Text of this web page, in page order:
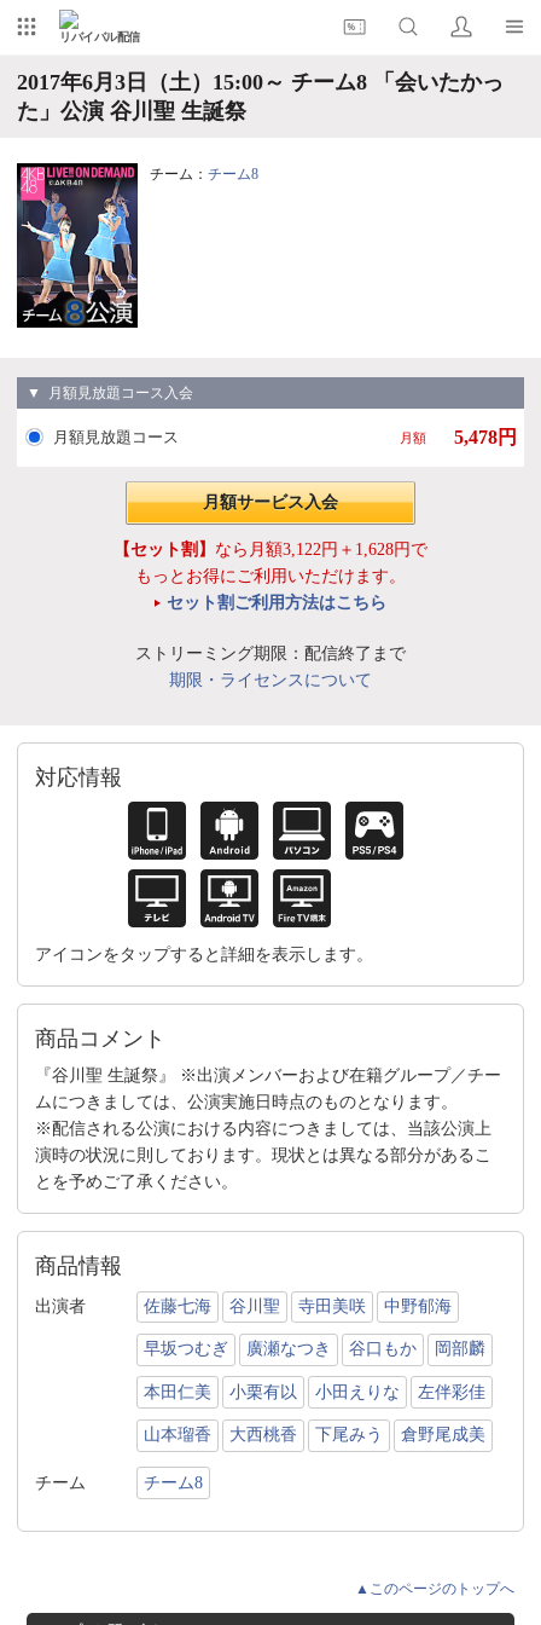
リバイバル配信
2017年6月3日（土）15:00～ チーム8 「会いたかっ
た」公演 谷川聖 生誕祭
チーム： チーム8
▼ 月額見放題コース入会
月額見放題コース 月額 5,478円
月額サービス入会
【セット割】 なら月額3,122円＋1,628円で
もっとお得にご利用いただけます。
セット割ご利用方法はこちら
ストリーミング期限：配信終了まで
期限・ライセンスについて
対応情報
アイコンをタップすると詳細を表示します。
商品コメント
『谷川聖 生誕祭』 ※出演メンバーおよび在籍グループ／チー
ムにつきましては、公演実施日時点のものとなります。
※配信される公演における内容につきましては、当該公演上
演時の状況に則しております。現状とは異なる部分があるこ
とを予めご了承ください。
商品情報
出演者 佐藤七海 谷川聖 寺田美咲 中野郁海
早坂つむぎ 廣瀬なつき 谷口もか 岡部麟
本田仁美 小栗有以 小田えりな 左伴彩佳
山本瑠香 大西桃香 下尾みう 倉野尾成美
チーム チーム8
▲このページのトップへ